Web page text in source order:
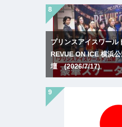
プリンスアイスワール
REVUE ON ICE 横浜
壇 (2026/7/17)